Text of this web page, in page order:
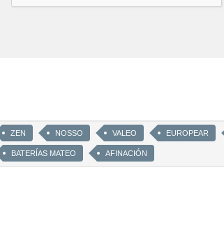
ZEN NOSSO VALEO EUROPEAR
BATERÍAS MATEO AFINACIÓN